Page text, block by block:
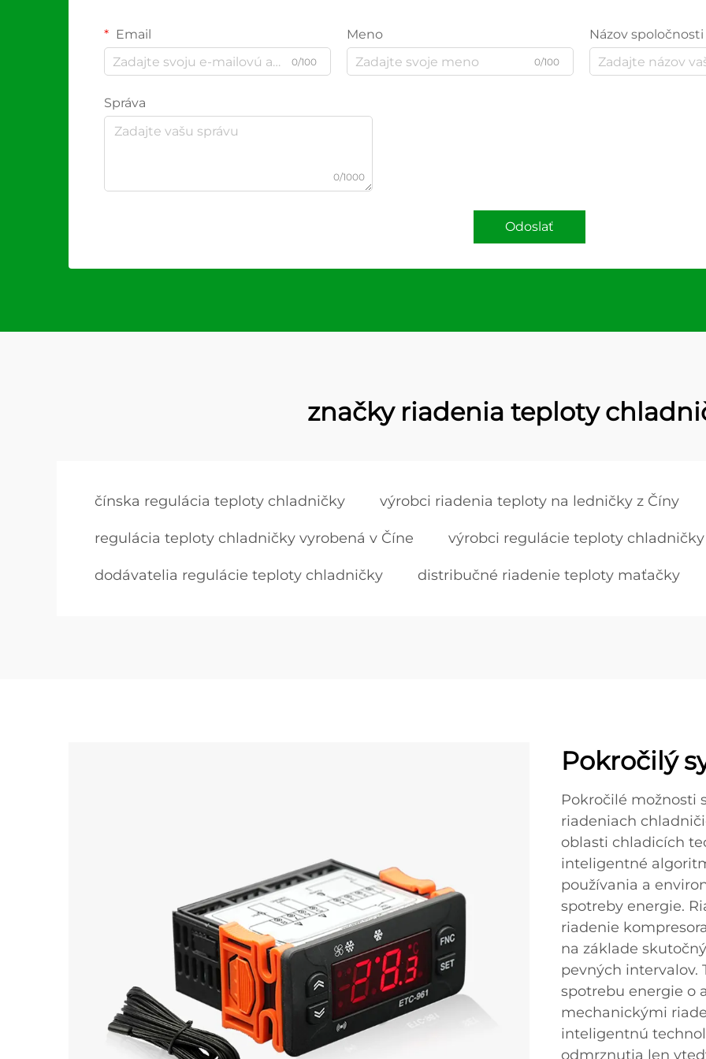
Email
0/100
Meno
0/100
Názov spoločnosti
Správa
0/1000
Odoslať
značky riadenia teploty
čínska regulácia teploty chladničky výrobci riadenia teploty na ledničky z Číny
regulácia teploty chladničky vyrobená v Číne výrobci regulácie teploty chladničky
dodávatelia regulácie teploty chladničky distribučné riadenie teploty maťačky
Pokročilý
Pokročilé možnosti
riadeniach
oblasti chladicích
inteligentné
používania a
spotreby energie.
riadenie
na základe
pevných intervalov.
spotrebu energie o
mechanickými
inteligentnú
odmrznutia len